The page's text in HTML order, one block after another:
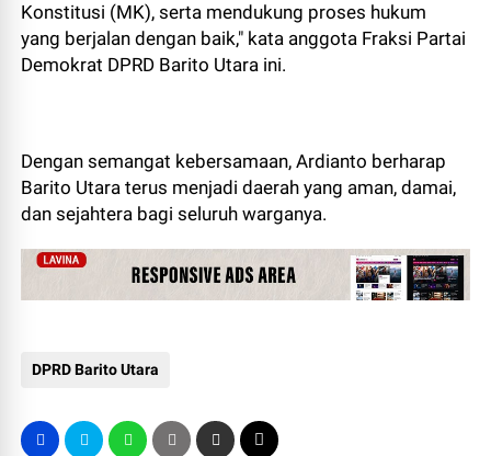
Konstitusi (MK), serta mendukung proses hukum
yang berjalan dengan baik," kata anggota Fraksi Partai
Demokrat DPRD Barito Utara ini.
Dengan semangat kebersamaan, Ardianto berharap
Barito Utara terus menjadi daerah yang aman, damai,
dan sejahtera bagi seluruh warganya.
DPRD Barito Utara